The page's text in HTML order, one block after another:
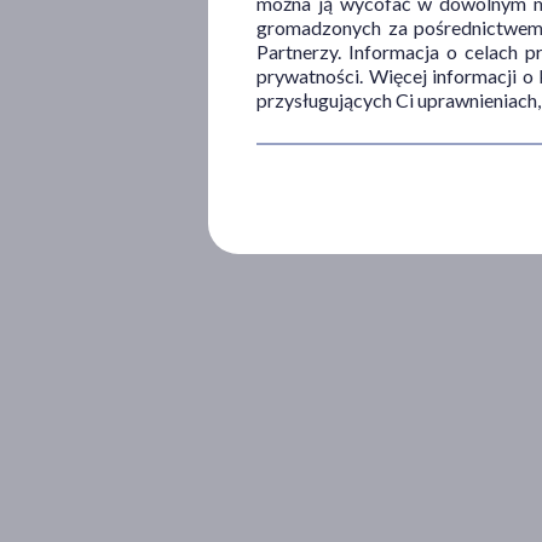
gromadzonych za
Partnerzy. Informacja o celach
prywatności. Więcej informacji o
przysługujących Ci